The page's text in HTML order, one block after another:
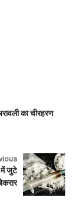
का चीरहरण
में जुटे